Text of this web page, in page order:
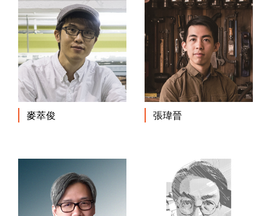
麥萃俊 張瑋晉